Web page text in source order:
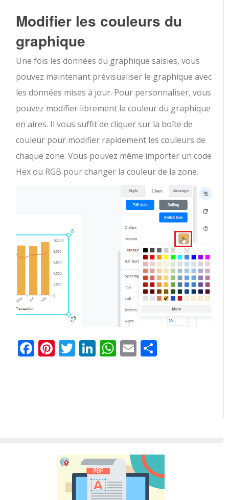
Modifier les couleurs du
graphique
Une fois les données du graphique saisies, vous
pouvez maintenant prévisualiser le graphique avec
les données mises à jour. Pour personnaliser, vous
pouvez modifier librement la couleur du graphique
en aires. Il vous suffit de cliquer sur la boîte de
couleur pour modifier rapidement les couleurs de
chaque zone. Vous pouvez même importer un code
Hex ou RGB pour changer la couleur de la zone.
Facebook
Pinterest
Twitter
LinkedIn
WhatsApp
Email